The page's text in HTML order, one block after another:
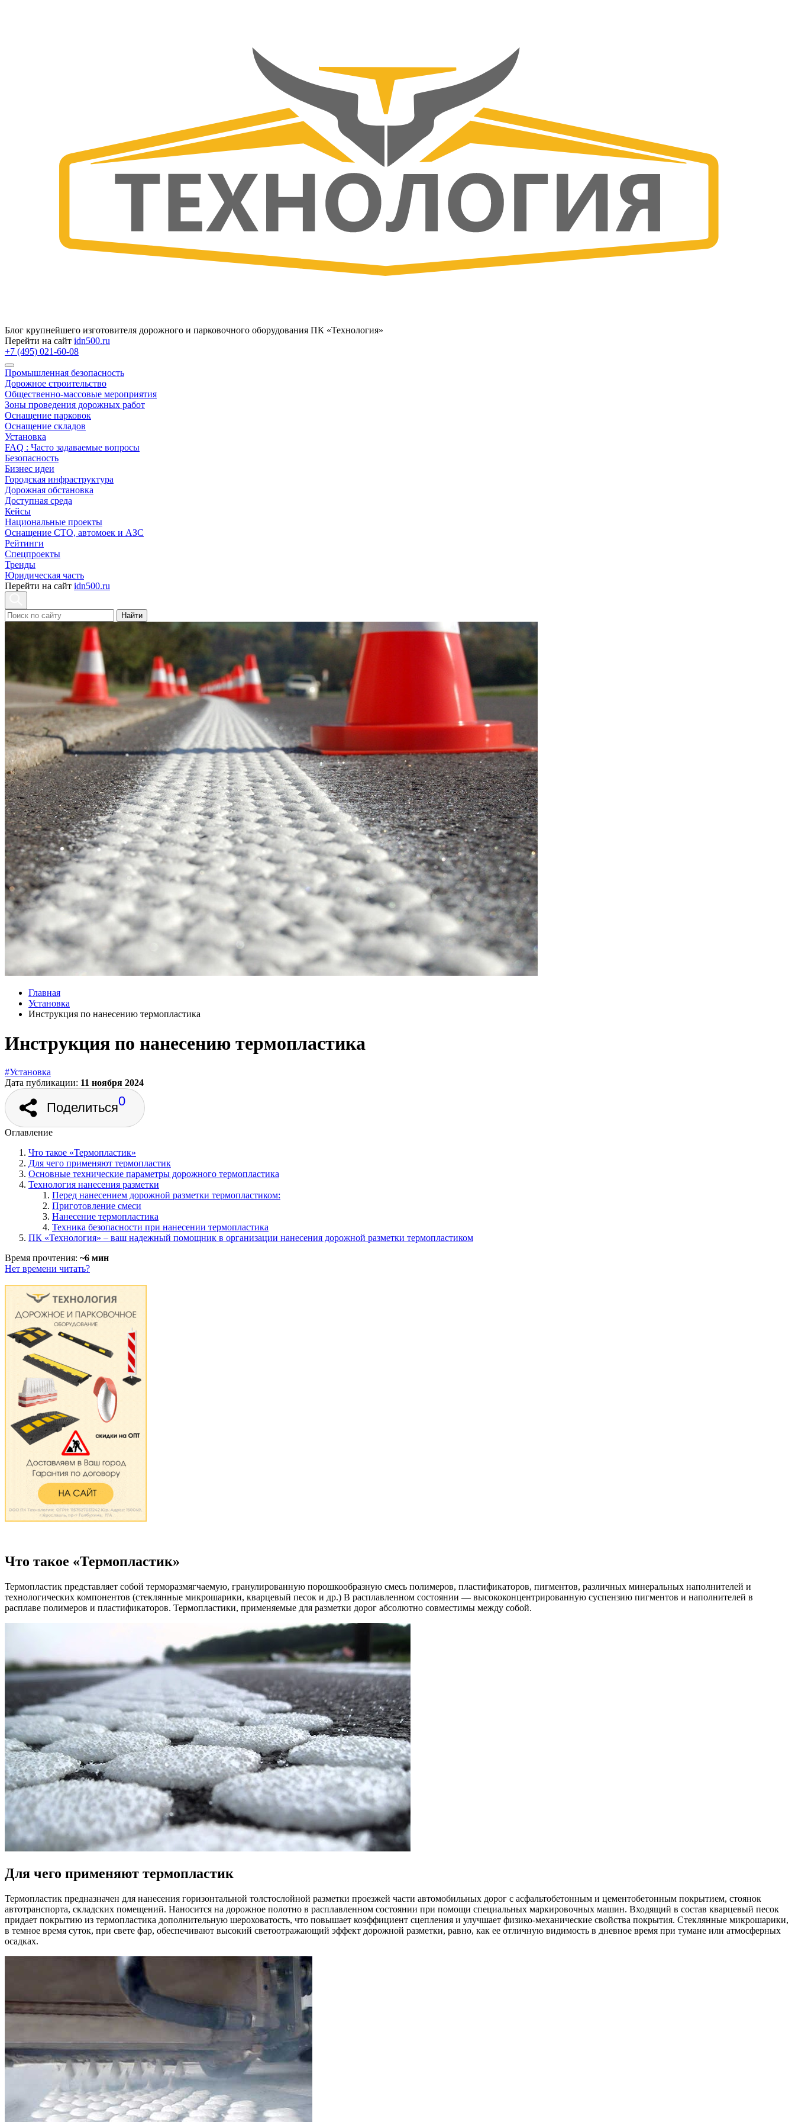
Блог крупнейшего изготовителя дорожного и парковочного оборудования ПК «Технология»
Перейти на сайт idn500.ru
+7 (495) 021-60-08
Промышленная безопасность
Дорожное строительство
Общественно‑массовые мероприятия
Зоны проведения дорожных работ
Оснащение парковок
Оснащение складов
Установка
FAQ : Часто задаваемые вопросы
Безопасность
Бизнес идеи
Городская инфраструктура
Дорожная обстановка
Доступная среда
Кейсы
Национальные проекты
Оснащение СТО, автомоек и АЗС
Рейтинги
Спецпроекты
Тренды
Юридическая часть
Перейти на сайт idn500.ru
Найти
Главная
Установка
Инструкция по нанесению термопластика
Инструкция по нанесению термопластика
#Установка
Дата публикации: 11 ноября 2024
Поделиться0
Оглавление
Что такое «Термопластик»
Для чего применяют термопластик
Основные технические параметры дорожного термопластика
Технология нанесения разметки
Перед нанесением дорожной разметки термопластиком:
Приготовление смеси
Нанесение термопластика
Техника безопасности при нанесении термопластика
ПК «Технология» – ваш надежный помощник в организации нанесения дорожной разметки термопластиком
Время прочтения: ~6 мин
Нет времени читать?
Что такое «Термопластик»
Термопластик представляет собой терморазмягчаемую, гранулированную порошкообразную смесь полимеров, пластификаторов, пигментов, различных минеральных наполнителей и
технологических компонентов (стеклянные микрошарики, кварцевый песок и др.) В расплавленном состоянии — высококонцентрированную суспензию пигментов и наполнителей в
расплаве полимеров и пластификаторов. Термопластики, применяемые для разметки дорог абсолютно совместимы между собой.
Для чего применяют термопластик
Термопластик предназначен для нанесения горизонтальной толстослойной разметки проезжей части автомобильных дорог с асфальтобетонным и цементобетонным покрытием, стоянок
автотранспорта, складских помещений. Наносится на дорожное полотно в расплавленном состоянии при помощи специальных маркировочных машин. Входящий в состав кварцевый песок
придает покрытию из термопластика дополнительную шероховатость, что повышает коэффициент сцепления и улучшает физико-механические свойства покрытия. Стеклянные микрошарики,
в темное время суток, при свете фар, обеспечивают высокий светоотражающий эффект дорожной разметки, равно, как ее отличную видимость в дневное время при тумане или атмосферных
осадках.